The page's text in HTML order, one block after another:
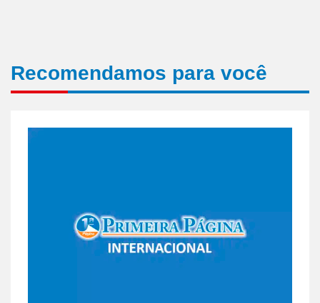
Recomendamos para você